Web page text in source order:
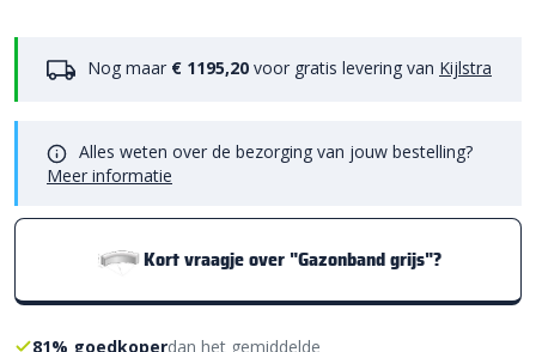
Nog maar € 1195,20 voor gratis levering van Kijlstra
Alles weten over de bezorging van jouw bestelling?
Meer informatie
Kort vraagje over "Gazonband grijs"?
81% goedkoperdan het gemiddelde